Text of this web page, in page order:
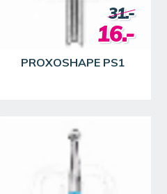
PROXOSHAPE PS1
31.-
16.-